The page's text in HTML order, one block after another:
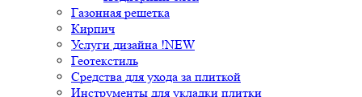
Газонная решетка
Кирпич
Услуги дизайна !NEW
Геотекстиль
Средства для ухода за плиткой
Инструменты для укладки плитки